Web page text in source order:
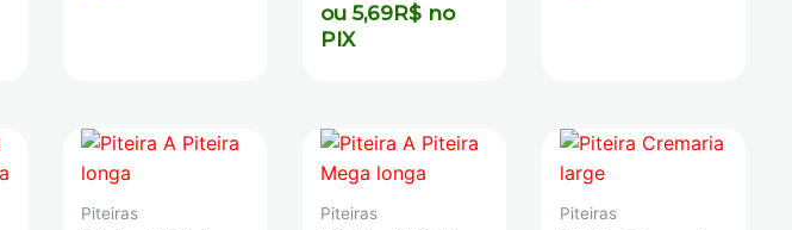
ou 5,69R$ no
PIX
Piteiras Piteiras Piteiras